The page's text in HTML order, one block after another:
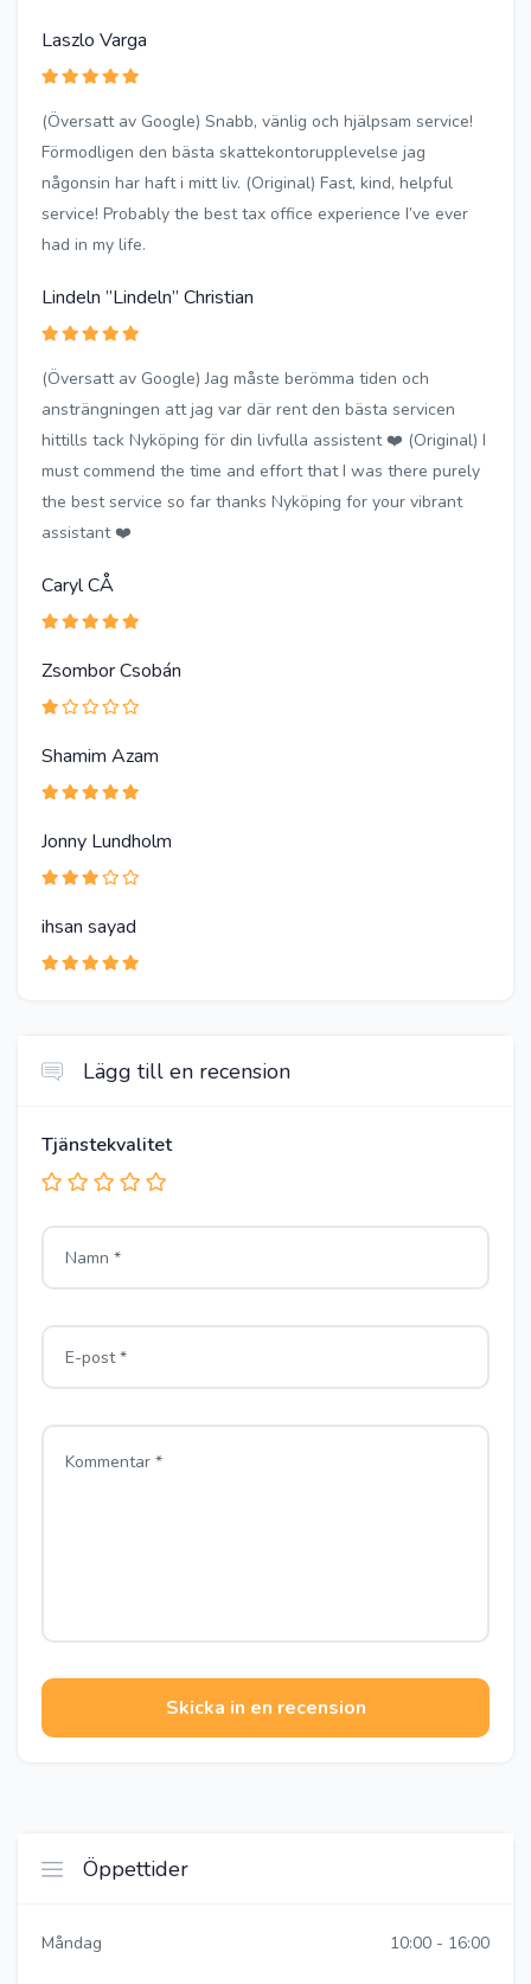
Laszlo Varga
(Översatt av Google) Snabb, vänlig och hjälpsam service!
Förmodligen den bästa skattekontorupplevelse jag
någonsin har haft i mitt liv. (Original) Fast, kind, helpful
service! Probably the best tax office experience I’ve ever
had in my life.
Lindeln ”Lindeln” Christian
(Översatt av Google) Jag måste berömma tiden och
ansträngningen att jag var där rent den bästa servicen
hittills tack Nyköping för din livfulla assistent ❤️ (Original) I
must commend the time and effort that I was there purely
the best service so far thanks Nyköping for your vibrant
assistant ❤️
Caryl CÅ
Zsombor Csobán
Shamim Azam
Jonny Lundholm
ihsan sayad
Lägg till en recension
Tjänstekvalitet
Skicka in en recension
Öppettider
Måndag 10:00 - 16:00